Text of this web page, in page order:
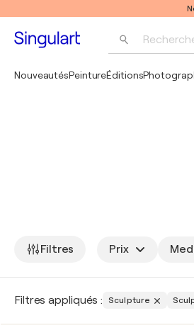
NouveautésPeintureÉditions
Filtres Prix
Filtres appliqués : Sculpture